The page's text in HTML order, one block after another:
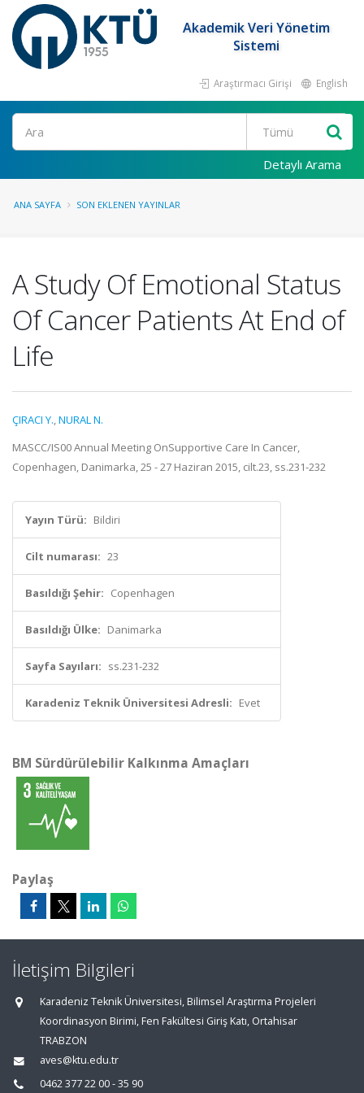
Akademik Veri Yönetim
Sistemi
Araştırmacı Girişi English
Ara
Detaylı Arama
ANA SAYFA SON EKLENEN YAYINLAR
A Study Of Emotional Status
Of Cancer Patients At End of
Life
ÇIRACI Y.,NURAL N.
MASCC/IS00 Annual Meeting OnSupportive Care In Cancer,
Copenhagen, Danimarka, 25 - 27 Haziran 2015, cilt.23, ss.231-232
Yayın Türü: Bildiri
Cilt numarası: 23
Basıldığı Şehir: Copenhagen
Basıldığı Ülke: Danimarka
Sayfa Sayıları: ss.231-232
Karadeniz Teknik Üniversitesi Adresli: Evet
BM Sürdürülebilir Kalkınma Amaçları
Paylaş
İletişim Bilgileri
Karadeniz Teknik Üniversitesi, Bilimsel Araştırma Projeleri
Koordinasyon Birimi, Fen Fakültesi Giriş Katı, Ortahisar
TRABZON
aves@ktu.edu.tr
0462 377 22 00 - 35 90